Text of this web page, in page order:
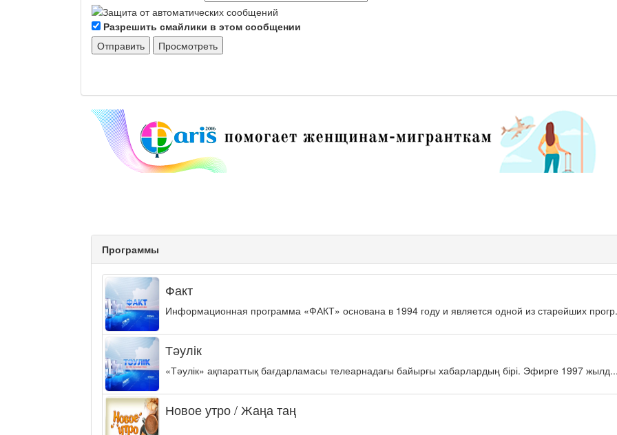
Разрешить смайлики в этом сообщении
Программы
Факт
Информационная программа «ФАКТ» основана в 1994 году и является одной из старейших
Тәулік
«Тәулік» ақпараттық бағдарламасы телеарнадағы байырғы хабарлардың бірі. Эфирге 1997
Новое утро / Жаңа таң